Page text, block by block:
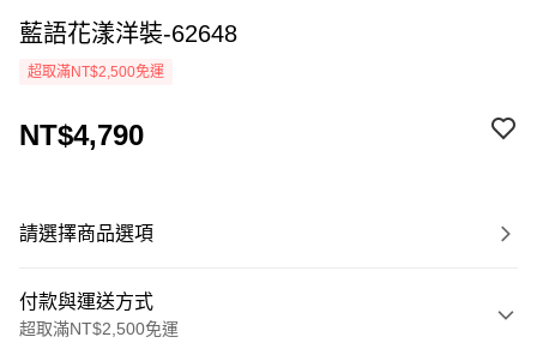
藍語花漾洋裝-62648
超取滿NT$2,500免運
NT$4,790
請選擇商品選項
付款與運送方式
超取滿NT$2,500免運